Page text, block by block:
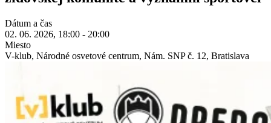
Dátum a čas
02. 06. 2026, 18:00 - 20:00
Miesto
V-klub, Národné osvetové centrum, Nám. SNP č. 12, Bratislava